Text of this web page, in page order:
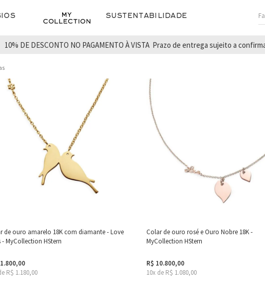
Sustentabilidade
10% DE DESCONTO NO PAGAMENTO À VISTA Prazo de entrega sujeito a
de ouro amarelo 18K com diamante - Love
- MyCollection HStern
R$ 1.180,00
Colar de ouro rosé e Ouro Nobre 18K -
MyCollection HStern
R$ 10.800,00
10x de R$ 1.080,00